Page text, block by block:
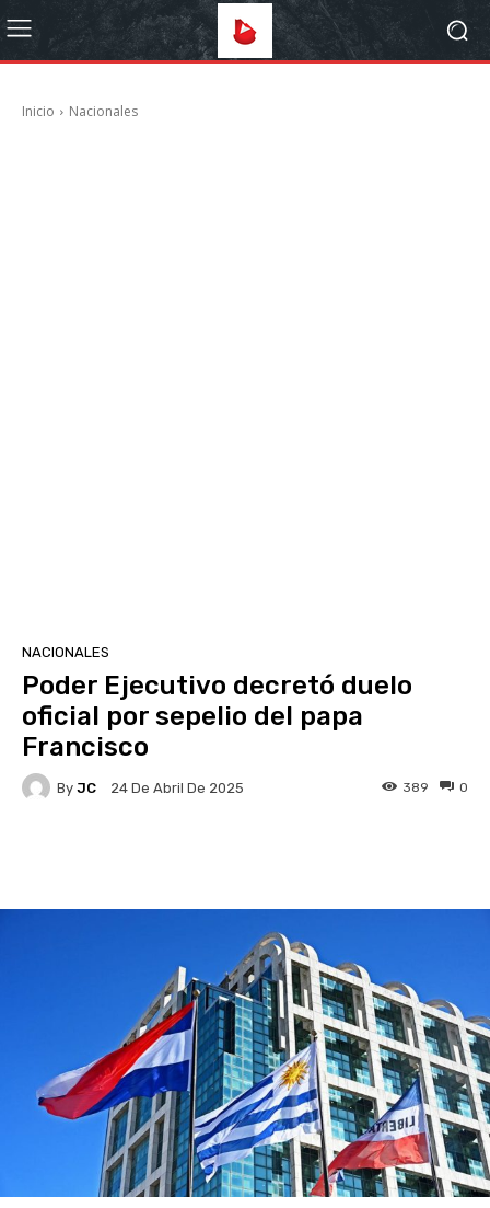
Inicio Nacionales
NACIONALES
Poder Ejecutivo decretó duelo
oficial por sepelio del papa
Francisco
By JC 24 De Abril De 2025 0
389